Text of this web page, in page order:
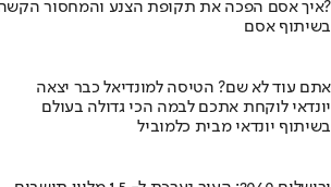
איך אסם הפכה את תקופת הצנע והמחסור הקשה של שנות ה-40 למותג לאומי?
בשיתוף אסם
אתם עוד לא שם? הטיסה למונדיאל כבר יצאה
יונדאי לוקחת אתכם לבמה הכי גדולה בעולם
בשיתוף יונדאי מבית כלמוביל